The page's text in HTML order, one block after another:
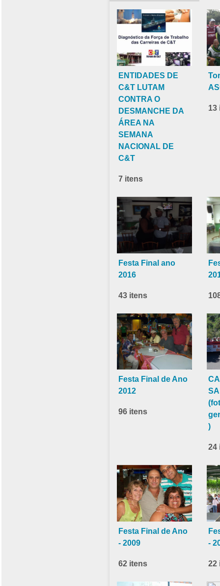
ENTIDADES DE
C&T LUTAM
CONTRA O
DESMANCHE DA
ÁREA NA
SEMANA
NACIONAL DE
C&T
7 itens
13
Festa Final ano
2016
43 itens
Festa Final de Ano
2012
96 itens
)
24
Festa Final de Ano
- 2009
62 itens
-
22